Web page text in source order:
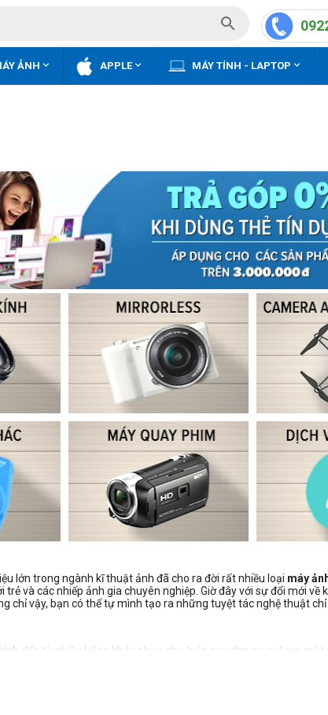

ẢNH  APPLE MÁY TÍNH - LAPTOP 
lớn trong ngành kĩ thuật ảnh đã cho ra đời rất nhiều loại máy
và các nhiếp ảnh gia chuyên nghiệp. Giờ đây với sự đổi mới về
chỉ vậy, bạn có thể tự mình tạo ra những tuyệt tác nghệ thuật
đến từ nhiều hãng khác nhau như hiện nay, tìm mua được
bạn nên lựa chọn các cửa hàng uy tín được nhiều người tiêu